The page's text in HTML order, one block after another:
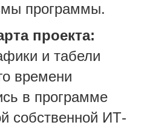
программы.
проекта:
и табели
времени
в программе
собственной ИТ-